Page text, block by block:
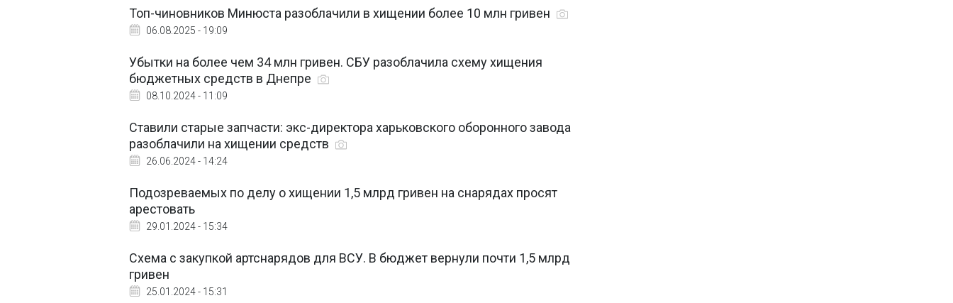
Топ-чиновников Минюста разоблачили в хищении более 10 млн гривен
06.08.2025 - 19:09
Убытки на более чем 34 млн гривен. СБУ разоблачила схему хищения
бюджетных средств в Днепре
08.10.2024 - 11:09
Ставили старые запчасти: экс-директора харьковского оборонного завода
разоблачили на хищении средств
26.06.2024 - 14:24
Подозреваемых по делу о хищении 1,5 млрд гривен на снарядах просят
арестовать
29.01.2024 - 15:34
Схема с закупкой артснарядов для ВСУ. В бюджет вернули почти 1,5 млрд
гривен
25.01.2024 - 15:31